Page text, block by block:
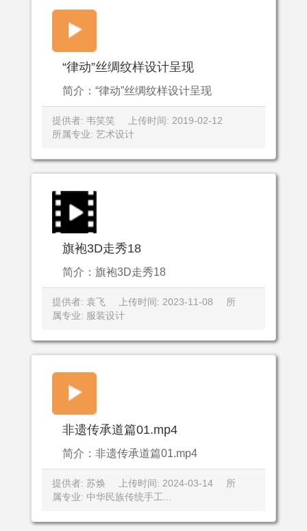
“律动”丝绸纹样设计呈现
简介：“律动”丝绸纹样设计呈现
提供者: 韦笑笑
上传时间: 2019-02-12
所属专业: 艺术设计
旗袍3D走秀18
简介：旗袍3D走秀18
提供者: 袁飞 上传时间: 2023-11-08
所
属专业: 服装设计
非遗传承道篇01.mp4
简介：非遗传承道篇01.mp4
提供者: 苏焕 上传时间: 2024-03-14
所
属专业: 中华民族传统手工...